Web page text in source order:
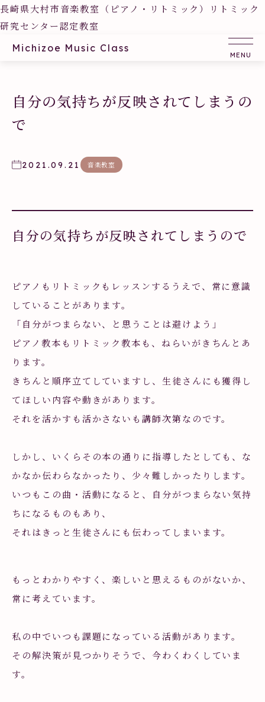
長崎県大村市音楽教室（ピアノ・リトミック）リトミック
研究センター認定教室
Michizoe Music Class
自分の気持ちが反映されてしまうの
で
2021.09.21 音楽教室
自分の気持ちが反映されてしまうので
ピアノもリトミックもレッスンするうえで、常に意識
していることがあります。
「自分がつまらない、と思うことは避けよう」
ピアノ教本もリトミック教本も、ねらいがきちんとあ
ります。
きちんと順序立てしていますし、生徒さんにも獲得し
てほしい内容や動きがあります。
それを活かすも活かさないも講師次第なのです。
しかし、いくらその本の通りに指導したとしても、な
かなか伝わらなかったり、少々難しかったりします。
いつもこの曲・活動になると、自分がつまらない気持
ちになるものもあり、
それはきっと生徒さんにも伝わってしまいます。
もっとわかりやすく、楽しいと思えるものがないか、
常に考えています。
私の中でいつも課題になっている活動があります。
その解決策が見つかりそうで、今わくわくしていま
す。